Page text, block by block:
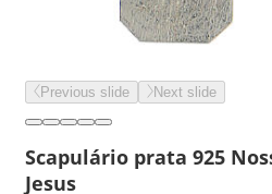
Previous slide Next slide
Scapulário prata 925
Jesus